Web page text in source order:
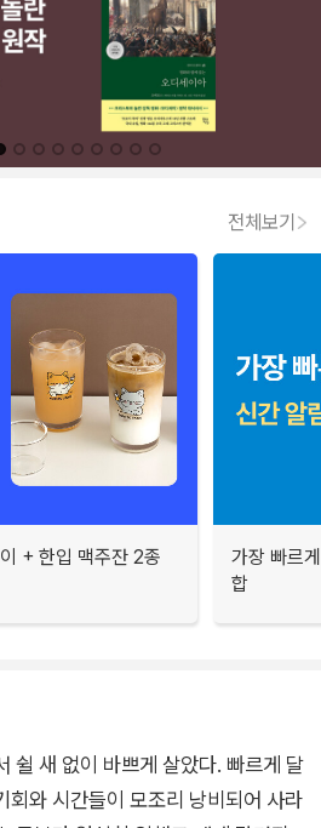
전체보기
+ 한입 맥주잔 2종
가장 빠르
합
쉴 새 없이 바쁘게 살았다. 빠르게 달
회와 시간들이 모조리 낭비되어 사라